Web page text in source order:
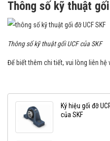
Thông số kỹ thuật gối
Thông số kỹ thuật gối UCF của SKF
Để biết thêm chi tiết, vui lòng liên hệ
Ký hiệu gối đỡ
của SKF